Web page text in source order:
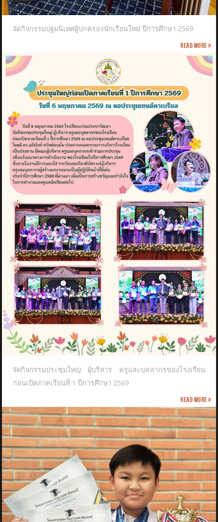
จัดกิจกรรมปฐมนิเทศผู้ปกครองนักเรียนใหม่ ปีการศึกษา 2569
Read more »
จัดกิจกรรมประชุมใหญ่ ผู้บริหาร ครูและบุคลากรของโรงเรียน
ก่อนเปิดภาคเรียนที่ 1 ปีการศึกษา 2569
Read more »